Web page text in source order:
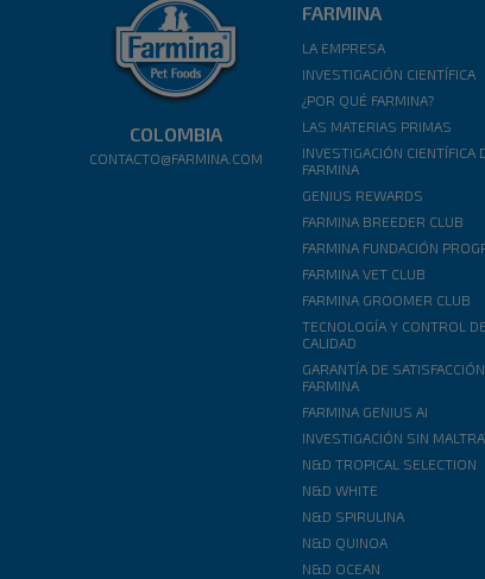
COLOMBIA
CONTACTO@FARMINA.COM
FARMINA
LA EMPRESA
INVESTIGACIÓN CIENTÍFICA
¿POR QUÉ FARMINA?
LAS MATERIAS PRIMAS
INVESTIGACIÓN CIENTÍFICA
FARMINA
GENIUS REWARDS
FARMINA BREEDER CLUB
FARMINA FUNDACIÓN
FARMINA VET CLUB
FARMINA GROOMER CLUB
TECNOLOGÍA Y CONTROL DE
CALIDAD
GARANTÍA DE SATISFACCIÓN
FARMINA
FARMINA GENIUS AI
INVESTIGACIÓN SIN
N&D TROPICAL SELECTION
N&D WHITE
N&D SPIRULINA
N&D QUINOA
N&D OCEAN